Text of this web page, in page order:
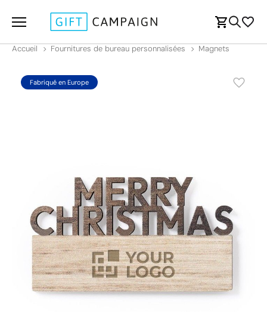
Accueil Fournitures de bureau personnalisées Magnets
Fabriqué en Europe